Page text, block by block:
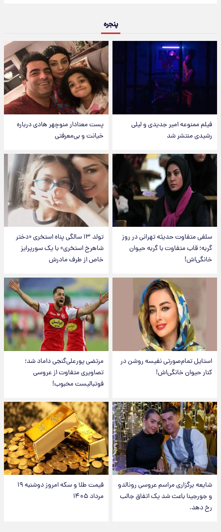
پنجره
فیلم ممنوعه امیر جدیدی و لیلی
رشیدی منتشر شد
پست معنادار منوچهر هادی درباره
خیانت و بی‌معرفتی
سلفی متفاوت حدیثه تهرانی در روز
گربه؛ قاب متفاوت با گربه حیوان
خانگی‌اش!
تولد ۱۳ سالگی پناه استخری «دختر
شاهرخ استخری» با یک سورپرایز
خاص از طرف مادرش
استایل تمام‌صورتی نفیسه روشن در
کنار حیوان خانگی‌اش!
مرتضی پورعلی‌گنجی داماد شد؛
تصاویری متفاوت از عروسی
فوتبالیست محبوب!
شایعه برگزاری مراسم عروسی رونالدو
و جورجینا باعث شد یک اتفاق جالب
رخ دهد.
قیمت طلا و سکه امروز دوشنبه ۱۹
مرداد ۱۴۰۵